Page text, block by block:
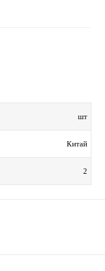
шт
Китай
2